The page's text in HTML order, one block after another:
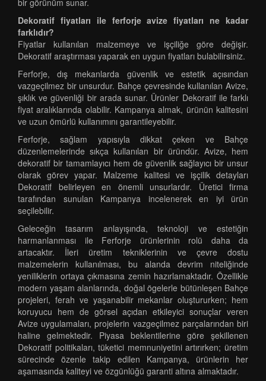
bir görünüm sunar.
Dekoratif fiyatları ile ferforje avize fiyatları ne kadar
farklıdır?
Fiyatlar kullanılan malzemeye ve işçiliğe göre değişir.
Dekoratif araştırması yaparak en uygun fiyatları bulabilirsiniz.
Ferforje, dış mekanlarda güvenlik ve estetik açısından
vazgeçilmez bir unsurdur. Bahçe çevresinde kullanılan Avize,
şıklık ve güvenliği bir arada sunar. Ürünler Dekoratif ile farklı
fiyat aralıklarında olabilir. Kampanya almak, ürünün kalitesini
ve uzun ömürlü kullanımını garantileyebilir.
Ferforje, sağlam yapısıyla dikkat çeken ve Bahçe
düzenlemelerinde sıkça kullanılan bir üründür. Avize, hem
dekoratif bir tamamlayıcı hem de güvenlik sağlayıcı bir unsur
olarak görev yapar. Malzeme kalitesi ve işçilik detayları
Dekoratif belirleyen en önemli unsurlardır. Üretici firma
tarafından sunulan Kampanya incelenerek en iyi ürün
seçilebilir.
Geleceğin tasarım anlayışında, teknoloji ve estetiğin
harmanlanması ile Ferforje ürünlerinin rolü daha da
artacaktır. İleri üretim tekniklerinin ve çevre dostu
malzemelerin kullanılması, bu alanda devrim niteliğinde
yeniliklerin ortaya çıkmasına zemin hazırlamaktadır. Özellikle
modern yaşam alanlarında, doğal ögelerle bütünleşen Bahçe
projeleri, ferah ve yaşanabilir mekanlar oluştururken; hem
koruyucu hem de görsel açıdan etkileyici sonuçlar veren
Avize uygulamaları, projelerin vazgeçilmez parçalarından biri
haline gelmektedir. Piyasa beklentilerine göre şekillenen
Dekoratif politikaları, tüketici memnuniyetini artırırken; üretim
sürecinde özenle takip edilen Kampanya, ürünlerin her
aşamasında kaliteyi ve özgünlüğü garanti altına almaktadır.